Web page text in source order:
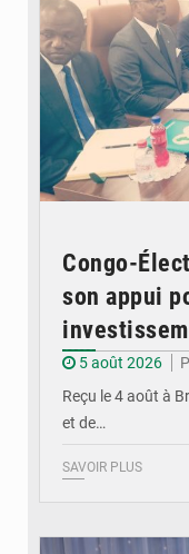
Congo-
son appui
5 août 2026
Reçu le 4 août à
et de…
SAVOIR PLUS